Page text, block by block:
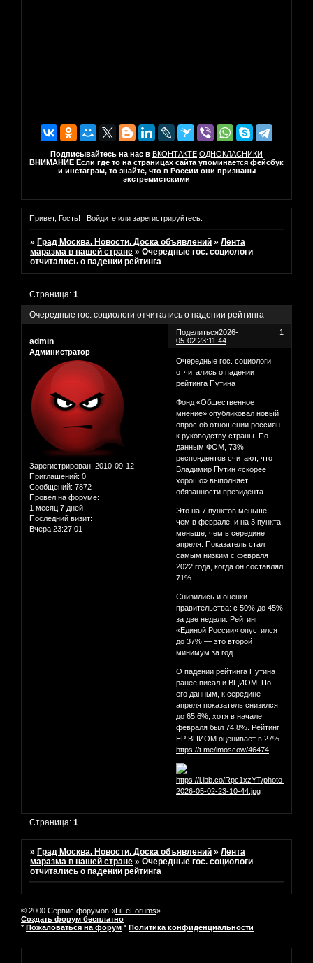
Подписывайтесь на нас в ВКОНТАКТЕ ОДНОКЛАСНИКИ
ВНИМАНИЕ Если где то на страницах сайта упоминается фейсбук
и инстаграм, то знайте, что в России они признаны
экстремистскими
Привет, Гость! Войдитеили зарегистрируйтесь.
» Град Москва. Новости. Доска объявлений »Лента
маразма в нашей стране »Очередные гос. социологи
отчитались о падении рейтинга
Очередные гос. социологи отчитались о падении рейтинга
Страница:1
Поделиться 1
2026-
05-02 23:11:44
admin
Администратор
Зарегистрирован: 2010-09-12
Приглашений: 0
Сообщений: 7872
Провел на форуме:
1 месяц 7 дней
Последний визит:
Вчера 23:27:01
Очередные гос. социологи
отчитались о падении
рейтинга Путина
Фонд «Общественное
мнение» опубликовал новый
опрос об отношении россиян
к руководству страны. По
данным ФОМ, 73%
респондентов считают, что
Владимир Путин «скорее
хорошо» выполняет
обязанности президента
Это на 7 пунктов меньше,
чем в феврале, и на 3 пункта
меньше, чем в середине
апреля. Показатель стал
самым низким с февраля
2022 года, когда он составлял
71%.
Снизились и оценки
правительства: с 50% до 45%
за две недели. Рейтинг
«Единой России» опустился
до 37% — это второй
минимум за год.
О падении рейтинга Путина
ранее писал и ВЦИОМ. По
его данным, к середине
апреля показатель снизился
до 65,6%, хотя в начале
февраля был 74,8%. Рейтинг
ЕР ВЦИОМ оценивает в 27%.
https://t.me/imoscow/46474
Страница:1
»Град Москва. Новости. Доска объявлений »Лента
маразма в нашей стране »Очередные гос. социологи
отчитались о падении рейтинга
© 2000 Сервис форумов «LiFeForums»
Создать форум бесплатно
* Пожаловаться на форум * Политика конфиденциальности